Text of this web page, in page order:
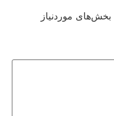
بخش‌های موردنیاز